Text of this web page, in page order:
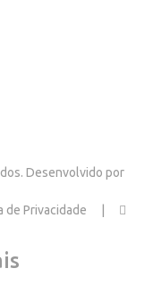
Desenvolvido por
de Privacidade